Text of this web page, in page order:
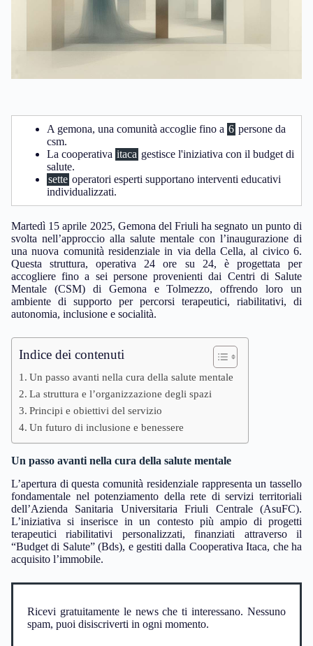
A gemona, una comunità accoglie fino a 6 persone da
csm.
La cooperativa itaca gestisce l'iniziativa con il budget di
salute.
sette operatori esperti supportano interventi educativi
individualizzati.
Martedì 15 aprile 2025, Gemona del Friuli ha segnato un punto di
svolta nell’approccio alla salute mentale con l’inaugurazione di
una nuova comunità residenziale in via della Cella, al civico 6.
Questa struttura, operativa 24 ore su 24, è progettata per
accogliere fino a sei persone provenienti dai Centri di Salute
Mentale (CSM) di Gemona e Tolmezzo, offrendo loro un
ambiente di supporto per percorsi terapeutici, riabilitativi, di
autonomia, inclusione e socialità.
Indice dei contenuti
Un passo avanti nella cura della salute mentale
La struttura e l’organizzazione degli spazi
Principi e obiettivi del servizio
Un futuro di inclusione e benessere
Un passo avanti nella cura della salute mentale
L’apertura di questa comunità residenziale rappresenta un tassello
fondamentale nel potenziamento della rete di servizi territoriali
dell’Azienda Sanitaria Universitaria Friuli Centrale (AsuFC).
L’iniziativa si inserisce in un contesto più ampio di progetti
terapeutici riabilitativi personalizzati, finanziati attraverso il
“Budget di Salute” (Bds), e gestiti dalla Cooperativa Itaca, che ha
acquisito l’immobile.
Ricevi gratuitamente le news che ti interessano. Nessuno
spam, puoi disiscriverti in ogni momento.